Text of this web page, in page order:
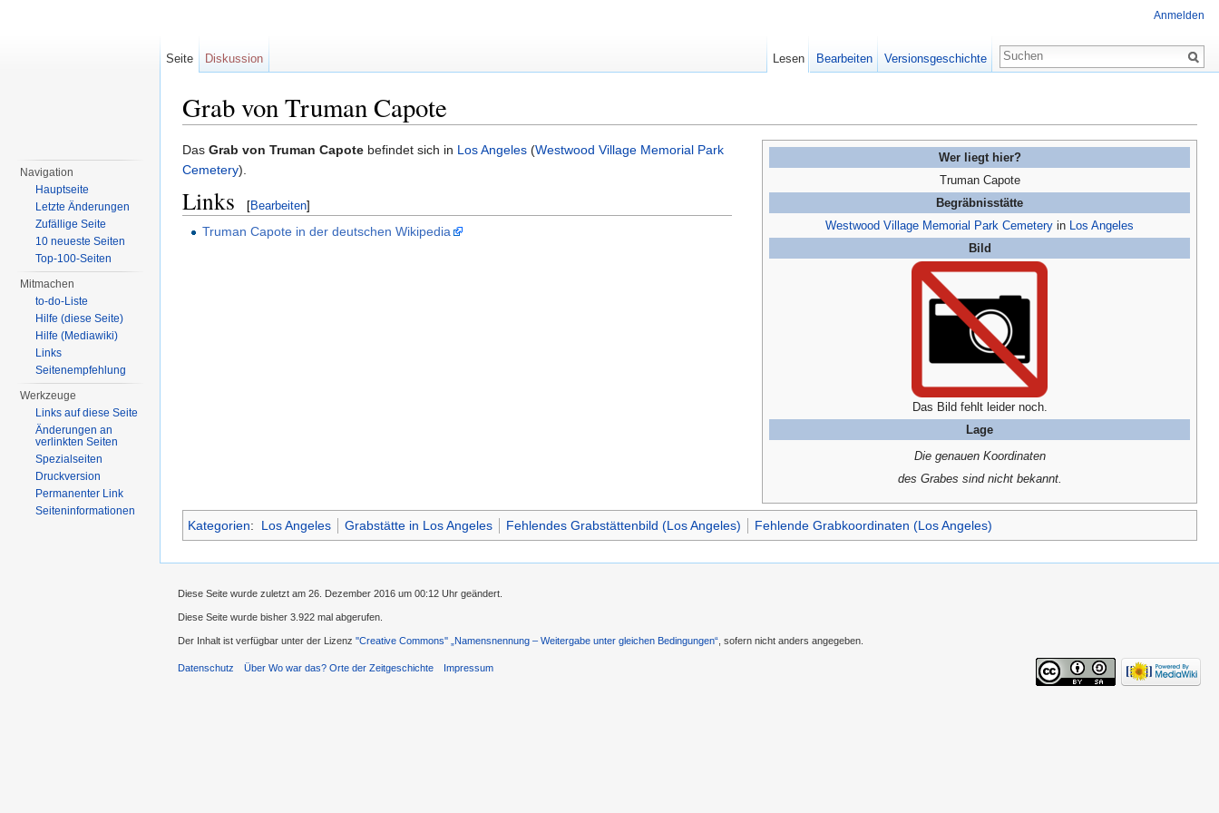
Grab von Truman Capote
Wer liegt hier?
Truman Capote
Begräbnisstätte
Westwood Village Memorial Park Cemetery in Los Angeles
Bild
Das Bild fehlt leider noch.
Lage
Die genauen Koordinaten
des Grabes sind nicht bekannt.
Das Grab von Truman Capote befindet sich in Los Angeles (Westwood Village Memorial Park
Cemetery).
Links [Bearbeiten]
Truman Capote in der deutschen Wikipedia
Kategorien: Los Angeles Grabstätte in Los Angeles Fehlendes Grabstättenbild (Los Angeles) Fehlende Grabkoordinaten (Los Angeles)
Anmelden
Seite Diskussion Lesen Bearbeiten Versionsgeschichte
Navigation
Hauptseite
Letzte Änderungen
Zufällige Seite
10 neueste Seiten
Top-100-Seiten
Mitmachen
to-do-Liste
Hilfe (diese Seite)
Hilfe (Mediawiki)
Links
Seitenempfehlung
Werkzeuge
Links auf diese Seite
Änderungen an
verlinkten Seiten
Spezialseiten
Druckversion
Permanenter Link
Seiteninformationen
Diese Seite wurde zuletzt am 26. Dezember 2016 um 00:12 Uhr geändert.
Diese Seite wurde bisher 3.922 mal abgerufen.
Der Inhalt ist verfügbar unter der Lizenz ''Creative Commons'' „Namensnennung – Weitergabe unter gleichen Bedingungen“ , sofern nicht anders angegeben.
Datenschutz Über Wo war das? Orte der Zeitgeschichte Impressum